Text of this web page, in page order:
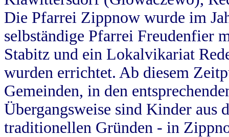
Die Pfarrei Zippnow wurde im
selbständige Pfarrei Freudenfier
Stabitz und ein Lokalvikariat
wurden errichtet. Ab diesem
Gemeinden, in den
Übergangsweise sind Kinder aus
traditionellen Gründen - in